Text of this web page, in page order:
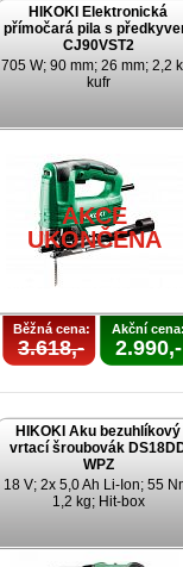
HIKOKI Elektronická
přímočará pila s
CJ90VST2
705 W; 90 mm; 26 mm; 2,2
kufr
AKCE
UKONČENA
Běžná cena:
3.618,-
Akční cena:
2.990,-
HIKOKI Aku bezuhlíkový
vrtací šroubovák
WPZ
18 V; 2x 5,0 Ah Li-Ion; 55
1,2 kg; Hit-box